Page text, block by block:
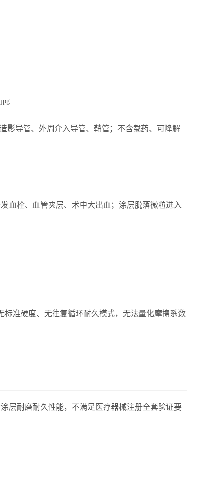
影导管、外周介入导管、鞘管； 不含载药、可降解
血栓、血管夹层、术中大出血；涂层脱落微粒进入
准硬度、无往复循环耐久模式，无法量化摩擦系数
层耐磨耐久性能，不满足医疗器械注册全套验证要